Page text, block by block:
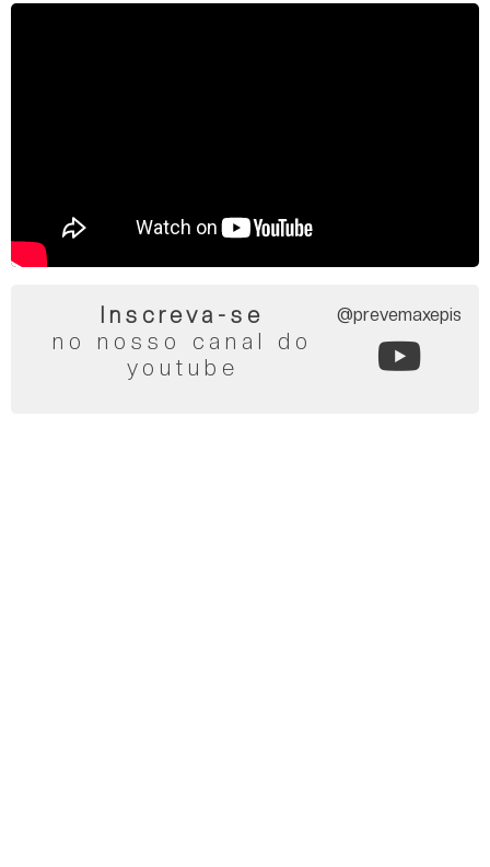
Inscreva-se
no nosso canal do
youtube
@prevemaxepis